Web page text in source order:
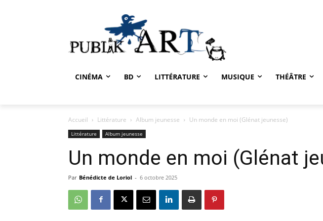
CINÉMA BD LITTÉRATURE MUSIQUE THÉÂTRE
Accueil Littérature Album jeunesse Un monde en moi (Glénat jeunesse)
Littérature Album jeunesse
Un monde en moi (Glénat
Par Bénédicte de Loriol - 6 octobre 2025